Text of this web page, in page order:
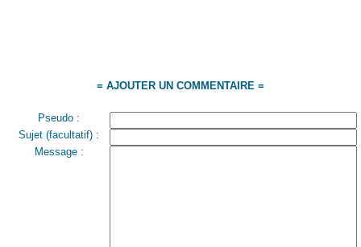
= AJOUTER UN COMMENTAIRE =
Pseudo :
Sujet (facultatif) :
Message :